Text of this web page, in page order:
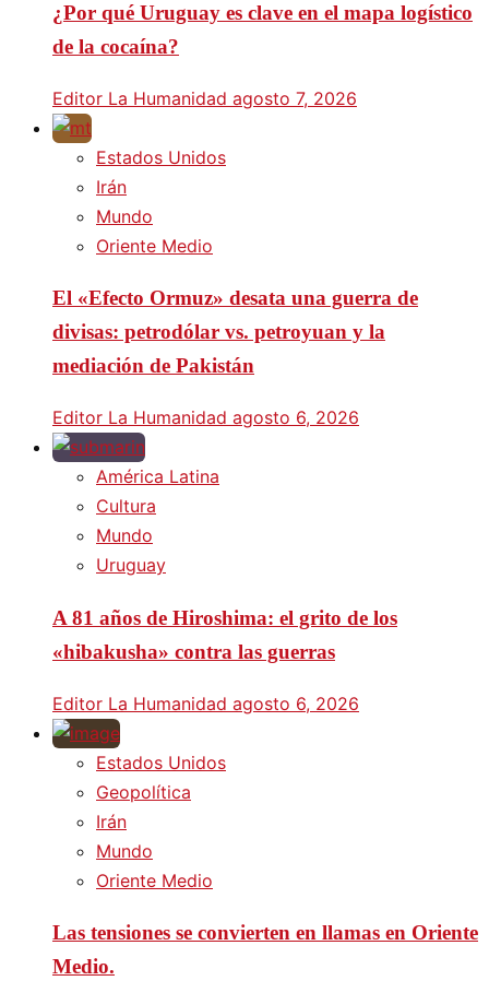
¿Por qué Uruguay es clave en el mapa logístico
de la cocaína?
Editor La Humanidad agosto 7, 2026
Estados Unidos
Irán
Mundo
Oriente Medio
El «Efecto Ormuz» desata una guerra de
divisas: petrodólar vs. petroyuan y la
mediación de Pakistán
Editor La Humanidad agosto 6, 2026
América Latina
Cultura
Mundo
Uruguay
A 81 años de Hiroshima: el grito de los
«hibakusha» contra las guerras
Editor La Humanidad agosto 6, 2026
Estados Unidos
Geopolítica
Irán
Mundo
Oriente Medio
Las tensiones se convierten en llamas en Oriente
Medio.